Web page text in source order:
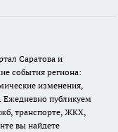
Саратова и
события региона:
изменения,
Ежедневно публикуем
транспорте, ЖКХ,
вы найдете